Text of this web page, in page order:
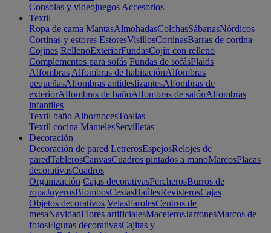
Consolas y videojuegos Accesorios
Textil
Ropa de cama MantasAlmohadasColchasSábanasNórdicos
Cortinas y estores EstoresVisillosCortinasBarras de cortina
Cojines RellenoExteriorFundasCojín con relleno
Complementos para sofás Fundas de sofásPlaids
Alfombras Alfombras de habitaciónAlfombras
pequeñasAlfombras antideslizantesAlfombras de
exteriorAlfombras de bañoAlfombras de salónAlfombras
infantiles
Textil baño AlbornocesToallas
Textil cocina MantelesServilletas
Decoración
Decoración de pared LetrerosEspejosRelojes de
paredTablerosCanvasCuadros pintados a manoMarcosPlacas
decorativasCuadros
Organización Cajas decorativasPercherosBurros de
ropaJoyerosBiombosCestasBaúlesRevisterosCajas
Objetos decorativos VelasFarolesCentros de
mesaNavidadFlores artificialesMaceterosJarronesMarcos de
fotosFiguras decorativasCajitas y